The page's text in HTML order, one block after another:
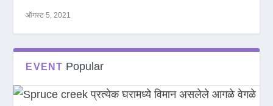
ऑगस्ट 5, 2021
EVENT Popular